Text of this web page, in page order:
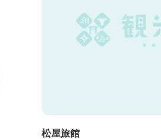
松屋旅館